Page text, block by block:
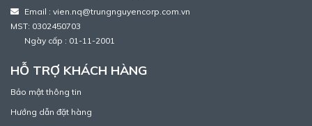
Email : vien.nq@trungnguyencorp.com.vn
MST: 0302450703
Ngày cấp : 01-11-2001
HỖ TRỢ KHÁCH HÀNG
Bảo mật thông tin
Hướng dẫn đặt hàng